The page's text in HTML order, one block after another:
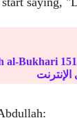
al-Bukhari